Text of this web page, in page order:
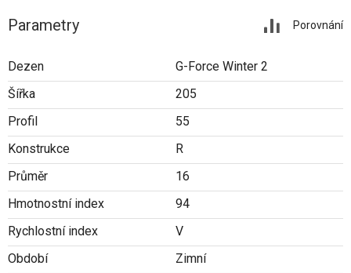
Parametry Porovnání
Dezen
G-Force Winter 2
Šířka
205
Profil
55
Konstrukce
R
Průměr
16
Hmotnostní index
94
Rychlostní index
V
Období
Zimní